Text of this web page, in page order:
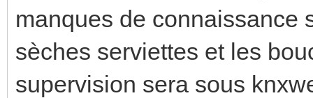
manques de connaissance
sèches serviettes et les
supervision sera sous